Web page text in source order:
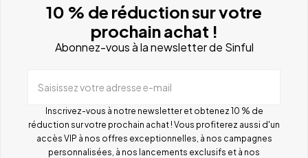
10 % de réduction sur votre
prochain achat !
Abonnez-vous à la newsletter de Sinful
Saisissez votre adresse e-mail
Inscrivez-vous à notre newsletter et obtenez 10 % de
réduction sur votre prochain achat ! Vous profiterez aussi d'un
accès VIP à nos offres exceptionnelles, à nos campagnes
personnalisées, à nos lancements exclusifs et à nos